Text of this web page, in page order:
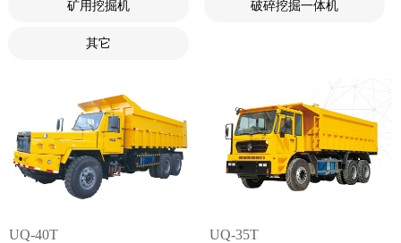
矿用挖掘机 破碎挖掘一体机
其它
UQ-40T UQ-35T